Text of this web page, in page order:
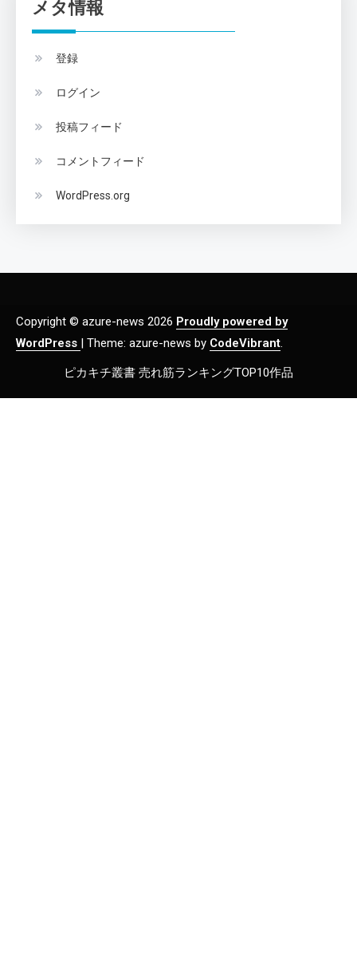
メタ情報
登録
ログイン
投稿フィード
コメントフィード
WordPress.org
Copyright © azure-news 2026 Proudly powered by
WordPress | Theme: azure-news by CodeVibrant.
ピカキチ叢書 売れ筋ランキングTOP10作品